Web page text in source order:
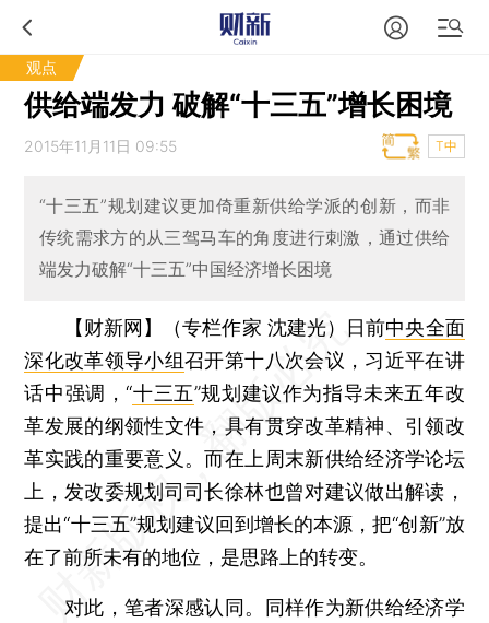
观点
供给端发力 破解“十三五”增长困境
2015年11月11日 09:55 T中
“十三五”规划建议更加倚重新供给学派的创新，而非
传统需求方的从三驾马车的角度进行刺激，通过供给
端发力破解“十三五”中国经济增长困境
【财新网】（专栏作家 沈建光） 日前中央全面
深化改革领导小组召开第十八次会议，习近平在讲
话中强调，“十三五”规划建议作为指导未来五年改
革发展的纲领性文件，具有贯穿改革精神、引领改
革实践的重要意义。而在上周末新供给经济学论坛
上，发改委规划司司长徐林也曾对建议做出解读，
提出“十三五”规划建议回到增长的本源，把“创新”放
在了前所未有的地位，是思路上的转变。
对此，笔者深感认同。同样作为新供给经济学